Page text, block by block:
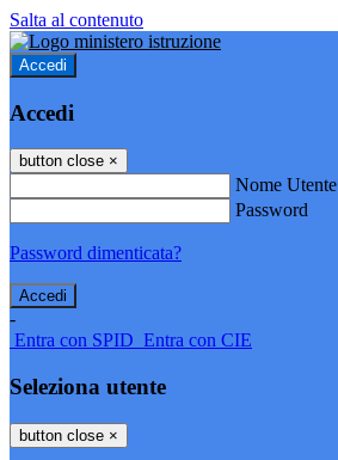
Salta al contenuto
Accedi
Accedi
button close ×
Nome Utente
Password
Password dimenticata?
-
Entra con SPID Entra con CIE
Seleziona utente
button close ×